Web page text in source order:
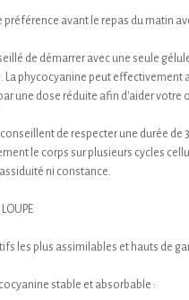
avant le repas du matin
de démarrer avec une seule
La phycocyanine peut
une dose réduite afin d'aider votre
de respecter une durée de
le corps sur plusieurs cycles
ni constance.
les plus assimilables et hauts de
stable et absorbable :